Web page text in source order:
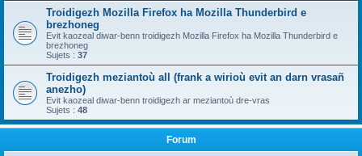
Troidigezh Mozilla Firefox ha Mozilla Thunderbird e
brezhoneg
Evit kaozeal diwar-benn troidigezh Mozilla Firefox ha Mozilla Thunderbird e
brezhoneg
Sujets : 37
Troidigezh meziantoù all (frank a wirioù evit an darn vrasañ
anezho)
Evit kaozeal diwar-benn troidigezh ar meziantoù dre-vras
Sujets : 48
Forum